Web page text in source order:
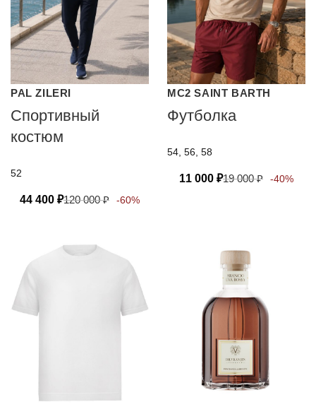
PAL ZILERI
Спортивный
костюм
52
44 400 ₽120 000₽ -60%
MC2 SAINT BARTH
Футболка
54, 56, 58
11 000 ₽19 000₽ -40%